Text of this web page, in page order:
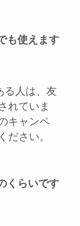
も使えます
る人は、友
れていま
キャンペ
ださい。
くらいです